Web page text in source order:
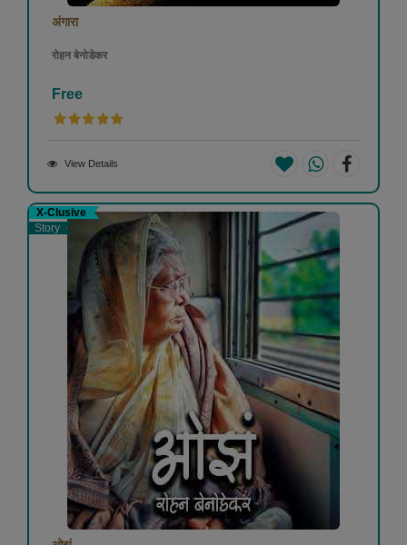
अंगारा
रोहन बेनोडेकर
Free
View Details
X-Clusive
Story